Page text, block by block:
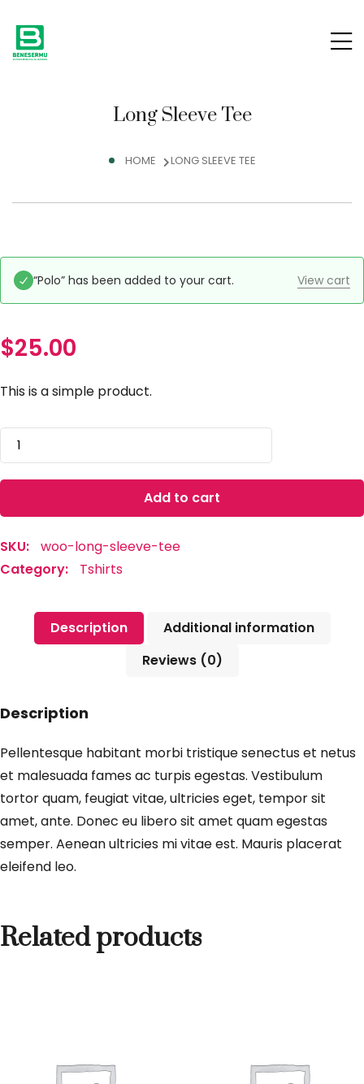
Long Sleeve Tee
HOME LONG SLEEVE TEE
View cart
“Polo” has been added to your cart.
$25.00
This is a simple product.
Long
Sleeve
quantity
Add to cart
SKU:
woo-long-sleeve-tee
Category:
Tshirts
Description
Additional information
Reviews (0)
Description
Pellentesque habitant morbi tristique senectus et netus
et malesuada fames ac turpis egestas. Vestibulum
tortor quam, feugiat vitae, ultricies eget, tempor sit
amet, ante. Donec eu libero sit amet quam egestas
semper. Aenean ultricies mi vitae est. Mauris placerat
eleifend leo.
Related products